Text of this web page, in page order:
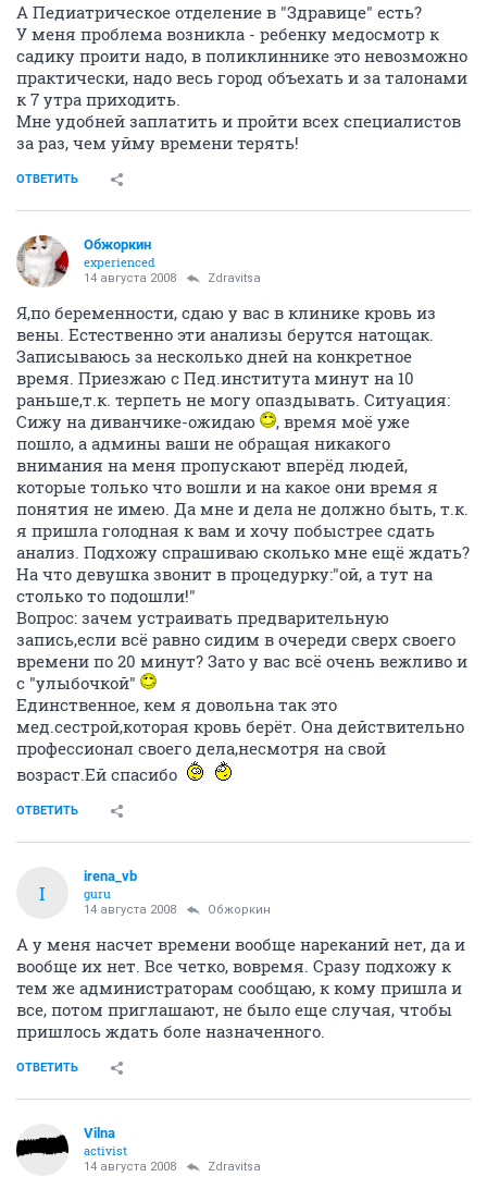
А Педиатрическое отделение в "Здравице" есть?
У меня проблема возникла - ребенку медосмотр к
садику проити надо, в поликлиннике это невозможно
практически, надо весь город объехать и за талонами
к 7 утра приходить.
Мне удобней заплатить и пройти всех специалистов
за раз, чем уйму времени терять!
ОТВЕТИТЬ
Обжоркин
experienced
14 августа 2008 Zdravitsa
Я,по беременности, сдаю у вас в клинике кровь из
вены. Естественно эти анализы берутся натощак.
Записываюсь за несколько дней на конкретное
время. Приезжаю с Пед.института минут на 10
раньше,т.к. терпеть не могу опаздывать. Ситуация:
Сижу на диванчике-ожидаю
, время моё уже
пошло, а админы ваши не обращая никакого
внимания на меня пропускают вперёд людей,
которые только что вошли и на какое они время я
понятия не имею. Да мне и дела не должно быть, т.к.
я пришла голодная к вам и хочу побыстрее сдать
анализ. Подхожу спрашиваю сколько мне ещё ждать?
На что девушка звонит в процедурку:"ой, а тут на
столько то подошли!"
Вопрос: зачем устраивать предварительную
запись,если всё равно сидим в очереди сверх своего
времени по 20 минут? Зато у вас всё очень вежливо и
с "улыбочкой"
Единственное, кем я довольна так это
мед.сестрой,которая кровь берёт. Она действительно
профессионал своего дела,несмотря на свой
возраст.Ей спасибо
ОТВЕТИТЬ
I
irena_vb
guru
14 августа 2008 Обжоркин
А у меня насчет времени вообще нареканий нет, да и
вообще их нет. Все четко, вовремя. Сразу подхожу к
тем же администраторам сообщаю, к кому пришла и
все, потом приглашают, не было еще случая, чтобы
пришлось ждать боле назначенного.
ОТВЕТИТЬ
Vilna
activist
14 августа 2008 Zdravitsa